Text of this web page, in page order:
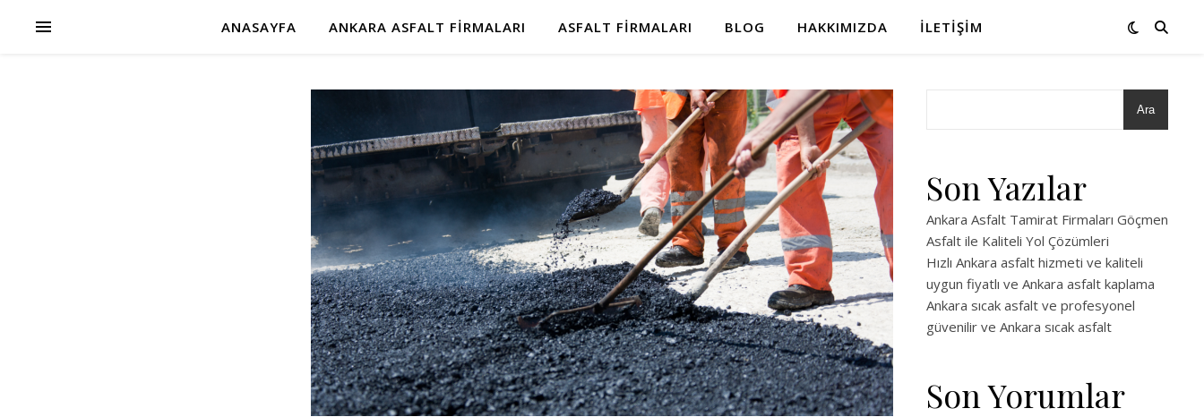
ANASAYFA ANKARA ASFALT FIRMALARI ASFALT FIRMALARI BLOG HAKKIMIZDA İLETIŞIM
Ara
Son Yazılar
Ankara Asfalt Tamirat Firmaları Göçmen
Asfalt ile Kaliteli Yol Çözümleri
Hızlı Ankara asfalt hizmeti ve kaliteli
uygun fiyatlı ve Ankara asfalt kaplama
Ankara sıcak asfalt ve profesyonel
güvenilir ve Ankara sıcak asfalt
Son Yorumlar